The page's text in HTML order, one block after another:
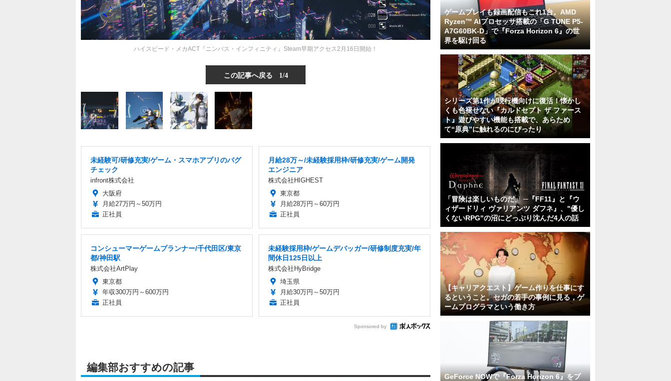
ハイスピード・メカACT『ニンバス・インフィニティ』Steam早期アクセス2月16日開始！
この記事へ戻る 1/4
未経験可/研修充実/ゲーム・スマホアプリのバグ
チェック
infront株式会社
大阪府
月給27万円～50万円
正社員
月給28万～/未経験採用枠/研修充実/ゲーム開発
エンジニア
株式会社HIGHEST
東京都
月給28万円～60万円
正社員
コンシューマーゲームプランナー/千代田区/東京
都/神田駅
株式会社ArtPlay
東京都
年収300万円～600万円
正社員
未経験採用枠/ゲームデバッガー/研修制度充実/年
間休日125日以上
株式会社HyBridge
埼玉県
月給30万円～50万円
正社員
Sponsored by
編集部おすすめの記事
ゲームプレイも録画配信もこれ1台。AMD
Ryzen™ AIプロセッサ搭載の「G TUNE P5-
A7G60BK-D」で『Forza Horizon 6』の世
界を駆け回る
シリーズ第1作が現行機向けに復活！懐かし
くも色褪せない『カルドセプト ザ ファース
ト』遊びやすい機能も搭載で、あらため
て“原典”に触れるのにぴったり
「冒険は楽しいものだ」 ─『FF11』と『ウ
ィザードリィ ヴァリアンツ ダフネ』、"優し
くないRPG"の沼にどっぷり沈んだ4人の話
【キャリアクエスト】ゲーム作りを仕事にす
るということ。セガの若手の事例に見る，ゲ
ームプログラマという働き方
GeForce NOWで『Forza Horizon 6』をプ